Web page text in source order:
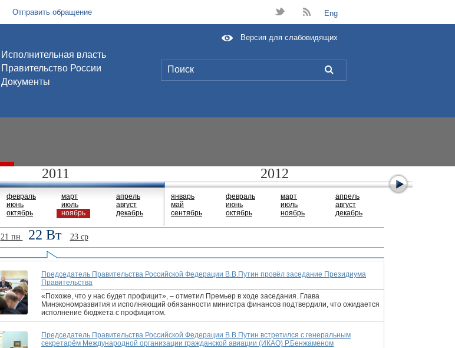
Отправить обращение t B Eng
Исполнительная власть
Правительство России
Документы
L
Версия для слабовидящих
2011
февраль
июнь
октябрь
март
июль
ноябрь
апрель
август
декабрь
2012
январь
май
сентябрь
февраль
июнь
октябрь
март
июль
ноябрь
апрель
август
декабрь
21 пн 22 Вт 23 ср
Председатель Правительства Российской Федерации В.В.Путин провёл заседание Президиума
Правительства
«Похоже, что у нас будет профицит», – отметил Премьер в ходе заседания. Глава
Минэкономразвития и исполняющий обязанности министра финансов подтвердили, что ожидается
исполнение бюджета с профицитом.
Председатель Правительства Российской Федерации В.В.Путин встретился с генеральным
секретарём Международной организации гражданской авиации (ИКАО) Р.Бенжаменом